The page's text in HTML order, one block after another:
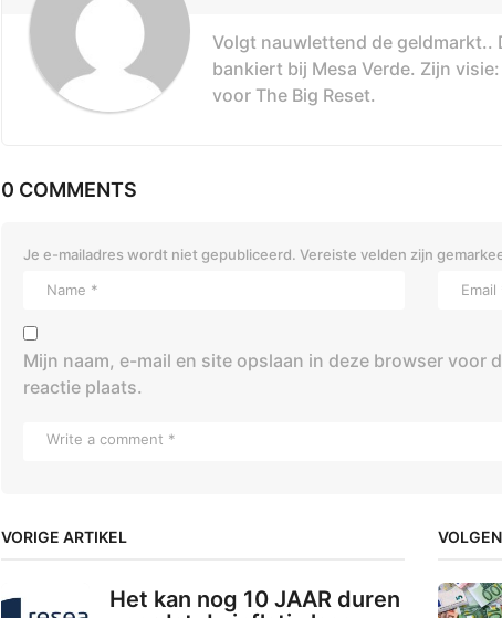
Volgt nauwlettend de geldmarkt..
bankiert bij Mesa Verde. Zijn
voor The Big Reset.
0 COMMENTS
Je e-mailadres wordt niet gepubliceerd. Vereiste velden zijn
Mijn naam, e-mail en site opslaan in deze browser voor
reactie plaats.
VORIGE ARTIKEL
Het kan nog 10 JAAR duren